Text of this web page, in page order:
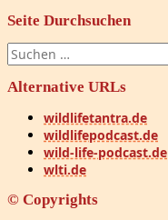
Seite Durchsuchen
Suchen
nach:
Alternative URLs
wildlifetantra.de
wildlifepodcast.de
wild-life-podcast.de
wlti.de
© Copyrights